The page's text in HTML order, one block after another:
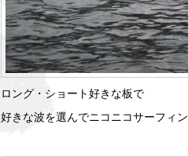
ロング・ショート好きな板で
好きな波を選んでニコニコサーフィン